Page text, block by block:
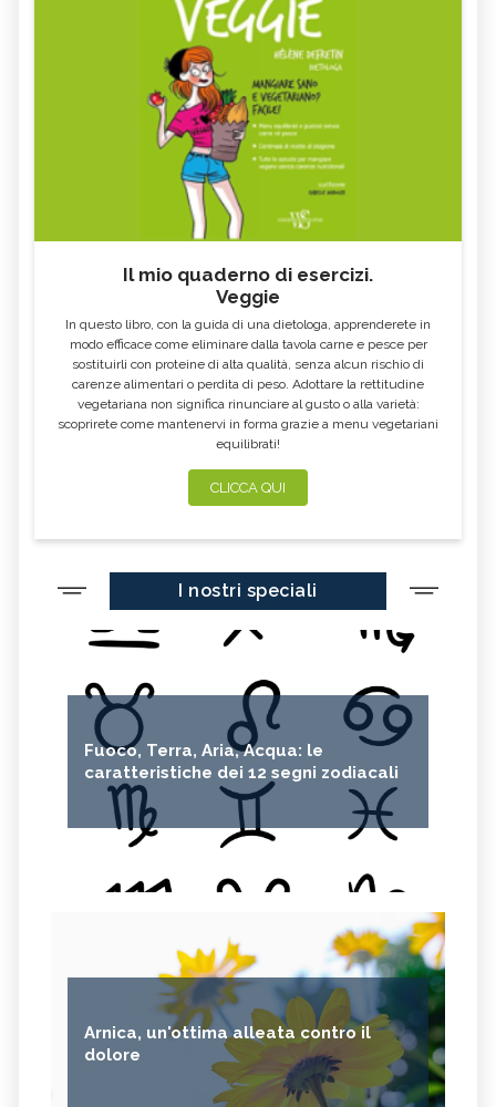
Il mio quaderno di esercizi.
Veggie
In questo libro, con la guida di una dietologa, apprenderete in
modo efficace come eliminare dalla tavola carne e pesce per
sostituirli con proteine di alta qualità, senza alcun rischio di
carenze alimentari o perdita di peso. Adottare la rettitudine
vegetariana non significa rinunciare al gusto o alla varietà:
scoprirete come mantenervi in forma grazie a menu vegetariani
equilibrati!
CLICCA QUI
I nostri speciali
Fuoco, Terra, Aria, Acqua: le
caratteristiche dei 12 segni zodiacali
Arnica, un'ottima alleata contro il
dolore